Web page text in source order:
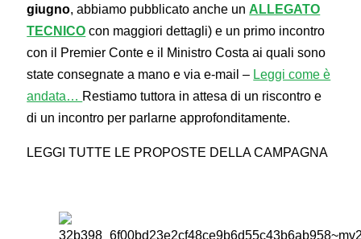
giugno, abbiamo pubblicato anche un ALLEGATO
TECNICO con maggiori dettagli) e un primo incontro
con il Premier Conte e il Ministro Costa ai quali sono
state consegnate a mano e via e-mail – Leggi come è
andata… Restiamo tuttora in attesa di un riscontro e
di un incontro per parlarne approfonditamente.
LEGGI TUTTE LE PROPOSTE DELLA CAMPAGNA